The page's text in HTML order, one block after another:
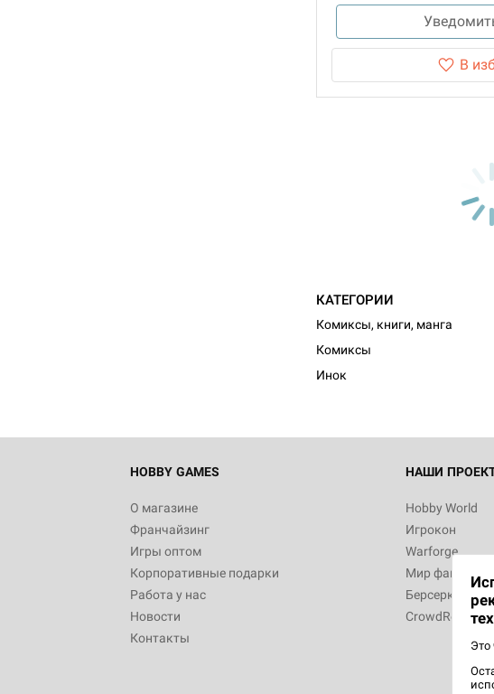
В
КАТЕГОРИИ
Комиксы, книги, манга
Комиксы
Инок
HOBBY GAMES
О магазине
Франчайзинг
Игры оптом
Корпоративные подарки
Работа у нас
Новости
Контакты
НАШИ
Hobby World
Игрокон
Warforge
Мир
Берсерк
CrowdRepublic
Это
Настольная игра Hobby World Монстры
Белая смерть
12 990
Настольная игра Hobby World Берсерк.
3 490